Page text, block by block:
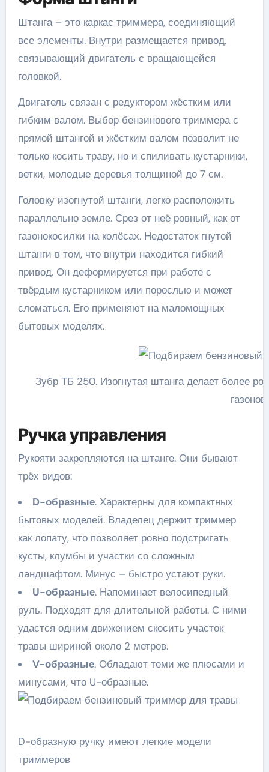
Штанга – это каркас триммера, соединяющий
все элементы. Внутри размещается привод,
связывающий двигатель с вращающейся
головкой.
Двигатель связан с редуктором жёстким или
гибким валом. Выбор бензинового триммера с
прямой штангой и жёстким валом позволит не
только косить траву, но и спиливать кустарники,
ветки, молодые деревья толщиной до 7 см.
Головку изогнутой штанги, легко расположить
параллельно земле. Срез от неё ровный, как от
газонокосилки на колёсах. Недостаток гнутой
штанги в том, что внутри находится гибкий
привод. Он деформируется при работе с
твёрдым кустарником или порослью и может
сломаться. Его применяют на маломощных
бытовых моделях.
Зубр ТБ 250. Изогнутая штанга делает более
газонов
Ручка управления
Рукояти закрепляются на штанге. Они бывают
трёх видов:
D-образные. Характерны для компактных
бытовых моделей. Владелец держит триммер
как лопату, что позволяет ровно подстригать
кусты, клумбы и участки со сложным
ландшафтом. Минус – быстро устают руки.
U-образные. Напоминает велосипедный
руль. Подходят для длительной работы. С ними
удастся одним движением скосить участок
травы шириной около 2 метров.
V-образные. Обладают теми же плюсами и
минусами, что U-образные.
D-образную ручку имеют легкие модели
триммеров